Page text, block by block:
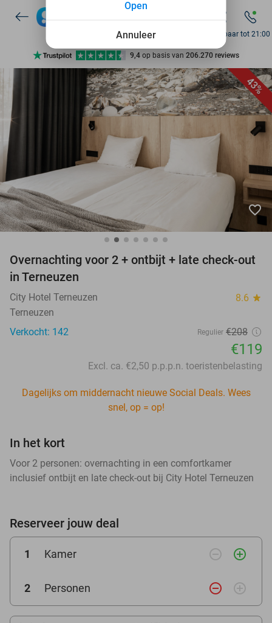
7 dagen per week beschikbaar
10+ miljoen leden
9,4 op basis van 206.270 reviews
Ontdek 15.000+ deals
7 dagen per week beschikbaar
Bereikbaar tot 21:00
43%
favorite_border
Overnachting voor 2 + ontbijt + late check-out
in Terneuzen
City Hotel Terneuzen 8.6 star
Terneuzen
Verkocht: 142
Regulier €208
€119
Excl. ca. €2,50 p.p.p.n. toeristenbelasting
Dagelijks om middernacht nieuwe Social Deals. Wees
snel, op = op!
In het kort
Voor 2 personen: overnachting in een comfortkamer
inclusief ontbijt en late check-out bij City Hotel Terneuzen
Reserveer jouw deal
1 Kamer remove_circle_outline add_circle_outline
2 Personen remove_circle_outline add_circle_outline
Annuleer
Open